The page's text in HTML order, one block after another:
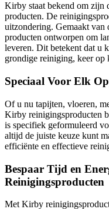
Kirby staat bekend om zijn
producten. De
uitzondering. Gemaakt van
producten ontworpen om
leveren. Dit betekent dat u
grondige reiniging, keer op
Speciaal Voor Elk
Of u nu tapijten, vloeren,
Kirby reinigingsproducten
is specifiek geformuleerd
altijd de juiste keuze kunt
efficiënte en effectieve
Bespaar Tijd en
Reinigingsproducten
Met Kirby